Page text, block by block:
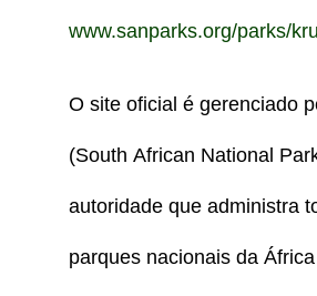
www.sanparks.org/parks/
O site oficial é gerenciado
(South African National
autoridade que administra
parques nacionais da